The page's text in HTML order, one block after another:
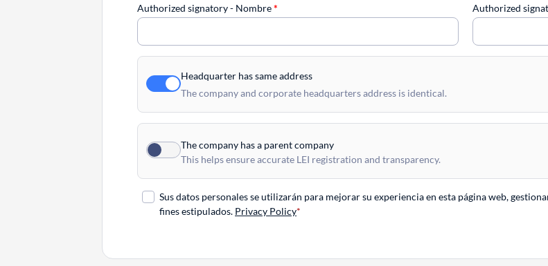
Authorized signatory - Nombre* Authorized
Headquarter has same address
The company and corporate headquarters address is identical.
The company has a parent company
This helps ensure accurate LEI registration and transparency.
Sus datos personales se utilizarán para mejorar su experiencia en esta página web,
fines estipulados. Privacy Policy